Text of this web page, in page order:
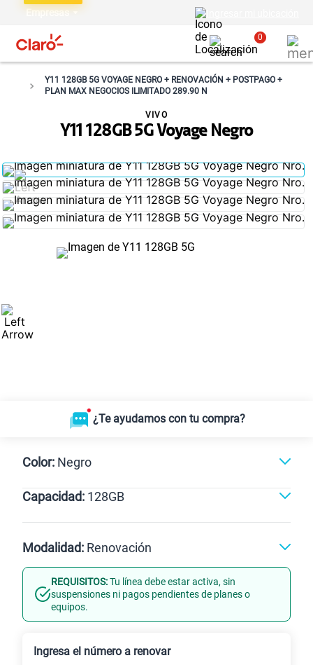
Empresas
0
Y11 128GB 5G VOYAGE NEGRO + RENOVACIÓN + POSTPAGO +
PLAN MAX NEGOCIOS ILIMITADO 289.90 N
Y11 128GB 5G Voyage Negro
VIVO
¿Te ayudamos con tu compra?
Color: Negro
Negro
Capacidad: 128GB
128GB
Modalidad: Renovación
Línea Nueva Portabilidad
REQUISITOS:Tu línea debe estar activa, sin
suspensiones ni pagos pendientes de planes o
equipos.
Ingresa el número a renovar